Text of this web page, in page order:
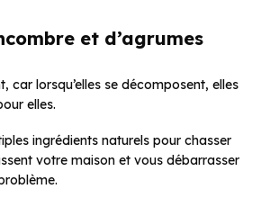
et d’agrumes
car lorsqu’elles se décomposent, elles
elles.
ingrédients naturels pour chasser
votre maison et vous débarrasser